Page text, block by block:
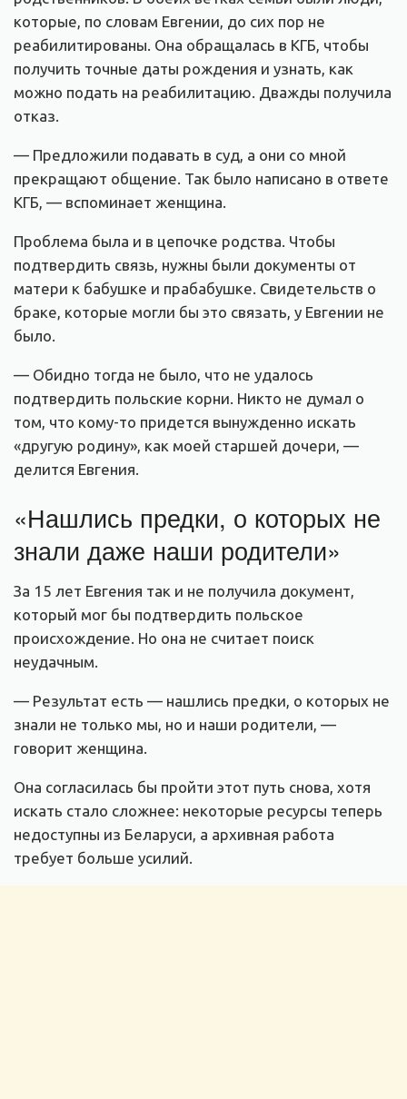
которые, по словам Евгении, до сих пор не
реабилитированы. Она обращалась в КГБ, чтобы
получить точные даты рождения и узнать, как
можно подать на реабилитацию. Дважды получила
отказ.
— Предложили подавать в суд, а они со мной
прекращают общение. Так было написано в ответе
КГБ, — вспоминает женщина.
Проблема была и в цепочке родства. Чтобы
подтвердить связь, нужны были документы от
матери к бабушке и прабабушке. Свидетельств о
браке, которые могли бы это связать, у Евгении не
было.
— Обидно тогда не было, что не удалось
подтвердить польские корни. Никто не думал о
том, что кому-то придется вынужденно искать
«другую родину», как моей старшей дочери, —
делится Евгения.
«Нашлись предки, о которых не
знали даже наши родители»
За 15 лет Евгения так и не получила документ,
который мог бы подтвердить польское
происхождение. Но она не считает поиск
неудачным.
— Результат есть — нашлись предки, о которых не
знали не только мы, но и наши родители, —
говорит женщина.
Она согласилась бы пройти этот путь снова, хотя
искать стало сложнее: некоторые ресурсы теперь
недоступны из Беларуси, а архивная работа
требует больше усилий.